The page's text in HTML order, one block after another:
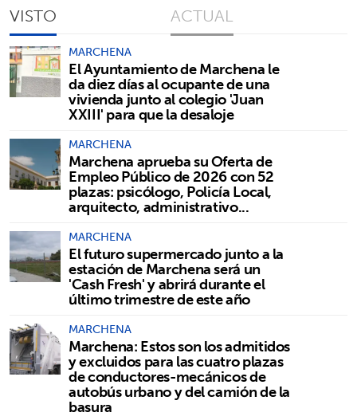
VISTO ACTUAL
MARCHENA
El Ayuntamiento de Marchena le
da diez días al ocupante de una
vivienda junto al colegio 'Juan
XXIII' para que la desaloje
MARCHENA
Marchena aprueba su Oferta de
Empleo Público de 2026 con 52
plazas: psicólogo, Policía Local,
arquitecto, administrativo...
MARCHENA
El futuro supermercado junto a la
estación de Marchena será un
'Cash Fresh' y abrirá durante el
último trimestre de este año
MARCHENA
Marchena: Estos son los admitidos
y excluidos para las cuatro plazas
de conductores-mecánicos de
autobús urbano y del camión de la
basura